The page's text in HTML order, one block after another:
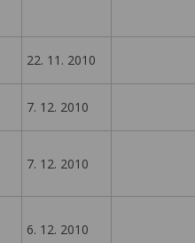
22. 11. 2010
7. 12. 2010
7. 12. 2010
6. 12. 2010